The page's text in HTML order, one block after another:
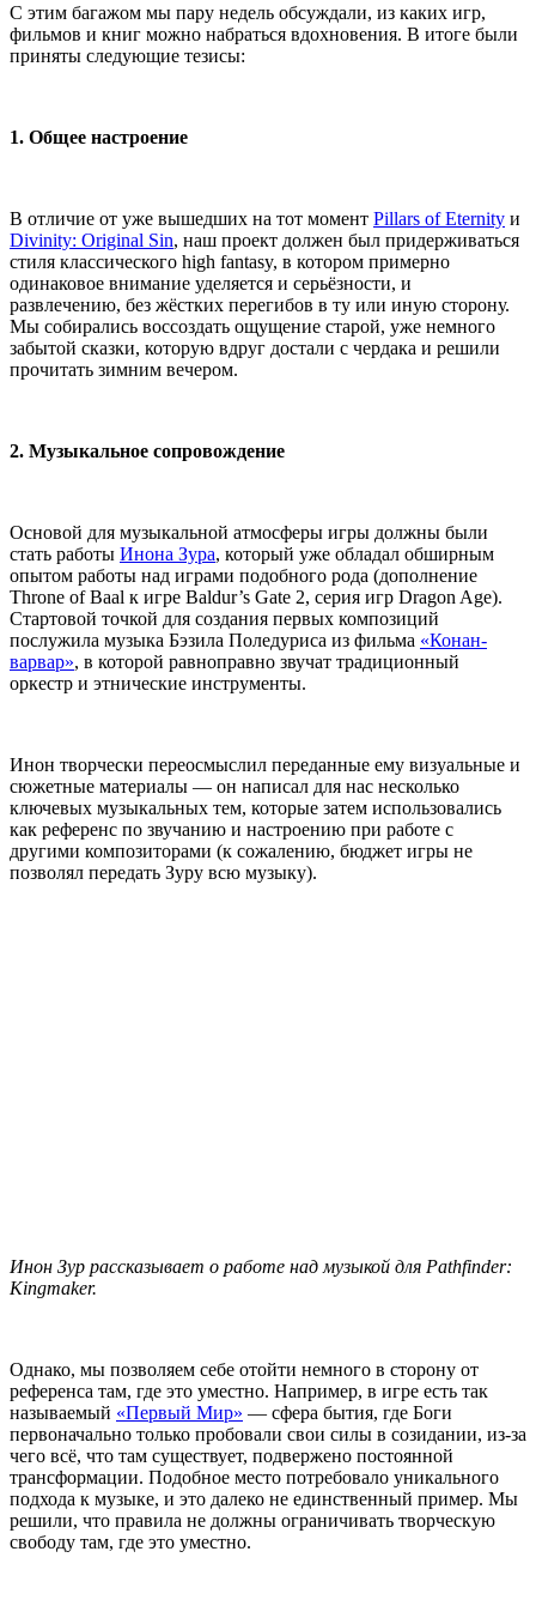
С этим багажом мы пару недель обсуждали, из каких игр,
фильмов и книг можно набраться вдохновения. В итоге были
приняты следующие тезисы:
1. Общее настроение
В отличие от уже вышедших на тот момент Pillars of Eternity и
Divinity: Original Sin, наш проект должен был придерживаться
стиля классического high fantasy, в котором примерно
одинаковое внимание уделяется и серьёзности, и
развлечению, без жёстких перегибов в ту или иную сторону.
Мы собирались воссоздать ощущение старой, уже немного
забытой сказки, которую вдруг достали с чердака и решили
прочитать зимним вечером.
2. Музыкальное сопровождение
Основой для музыкальной атмосферы игры должны были
стать работы Инона Зура, который уже обладал обширным
опытом работы над играми подобного рода (дополнение
Throne of Baal к игре Baldur’s Gate 2, серия игр Dragon Age).
Стартовой точкой для создания первых композиций
послужила музыка Бэзила Поледуриса из фильма «Конан-
варвар», в которой равноправно звучат традиционный
оркестр и этнические инструменты.
Инон творчески переосмыслил переданные ему визуальные и
сюжетные материалы — он написал для нас несколько
ключевых музыкальных тем, которые затем использовались
как референс по звучанию и настроению при работе с
другими композиторами (к сожалению, бюджет игры не
позволял передать Зуру всю музыку).
Инон Зур рассказывает о работе над музыкой для Pathfinder:
Kingmaker.
Однако, мы позволяем себе отойти немного в сторону от
референса там, где это уместно. Например, в игре есть так
называемый «Первый Мир» — сфера бытия, где Боги
первоначально только пробовали свои силы в созидании, из-за
чего всё, что там существует, подвержено постоянной
трансформации. Подобное место потребовало уникального
подхода к музыке, и это далеко не единственный пример. Мы
решили, что правила не должны ограничивать творческую
свободу там, где это уместно.